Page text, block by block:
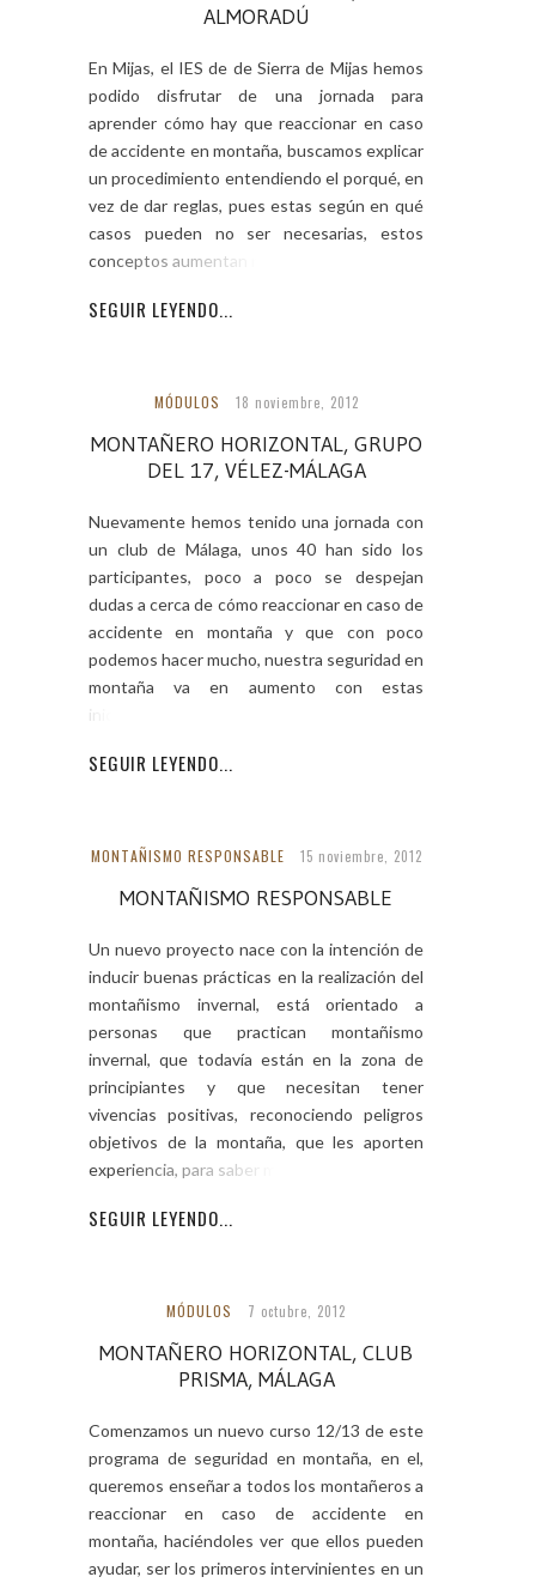
ALMORADÚ
En Mijas, el IES de de Sierra de Mijas hemos
podido disfrutar de una jornada para
aprender cómo hay que reaccionar en caso
de accidente en montaña, buscamos explicar
un procedimiento entendiendo el porqué, en
vez de dar reglas, pues estas según en qué
casos pueden no ser necesarias, estos
conceptos aumentan nuestra
SEGUIR LEYENDO...
MÓDULOS 18 noviembre, 2012
MONTAÑERO HORIZONTAL, GRUPO
DEL 17, VÉLEZ-MÁLAGA
Nuevamente hemos tenido una jornada con
un club de Málaga, unos 40 han sido los
participantes, poco a poco se despejan
dudas a cerca de cómo reaccionar en caso de
accidente en montaña y que con poco
podemos hacer mucho, nuestra seguridad en
montaña va en aumento con estas
iniciativas.
SEGUIR LEYENDO...
MONTAÑISMO RESPONSABLE 15 noviembre, 2012
MONTAÑISMO RESPONSABLE
Un nuevo proyecto nace con la intención de
inducir buenas prácticas en la realización del
montañismo invernal, está orientado a
personas que practican montañismo
invernal, que todavía están en la zona de
principiantes y que necesitan tener
vivencias positivas, reconociendo peligros
objetivos de la montaña, que les aporten
experiencia, para saber moverse
SEGUIR LEYENDO...
MÓDULOS 7 octubre, 2012
MONTAÑERO HORIZONTAL, CLUB
PRISMA, MÁLAGA
Comenzamos un nuevo curso 12/13 de este
programa de seguridad en montaña, en el,
queremos enseñar a todos los montañeros a
reaccionar en caso de accidente en
montaña, haciéndoles ver que ellos pueden
ayudar, ser los primeros intervinientes en un